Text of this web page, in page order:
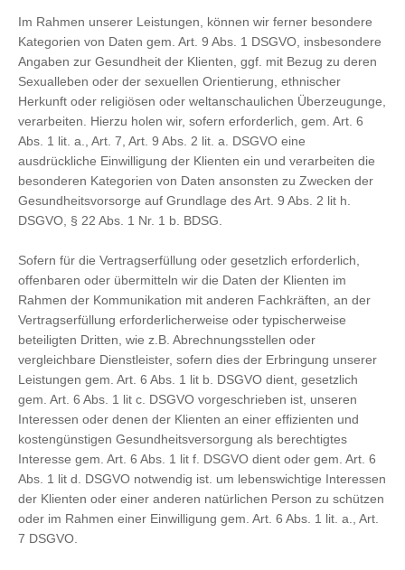
Im Rahmen unserer Leistungen, können wir ferner besondere
Kategorien von Daten gem. Art. 9 Abs. 1 DSGVO, insbesondere
Angaben zur Gesundheit der Klienten, ggf. mit Bezug zu deren
Sexualleben oder der sexuellen Orientierung, ethnischer
Herkunft oder religiösen oder weltanschaulichen Überzeugunge,
verarbeiten. Hierzu holen wir, sofern erforderlich, gem. Art. 6
Abs. 1 lit. a., Art. 7, Art. 9 Abs. 2 lit. a. DSGVO eine
ausdrückliche Einwilligung der Klienten ein und verarbeiten die
besonderen Kategorien von Daten ansonsten zu Zwecken der
Gesundheitsvorsorge auf Grundlage des Art. 9 Abs. 2 lit h.
DSGVO, § 22 Abs. 1 Nr. 1 b. BDSG.
Sofern für die Vertragserfüllung oder gesetzlich erforderlich,
offenbaren oder übermitteln wir die Daten der Klienten im
Rahmen der Kommunikation mit anderen Fachkräften, an der
Vertragserfüllung erforderlicherweise oder typischerweise
beteiligten Dritten, wie z.B. Abrechnungsstellen oder
vergleichbare Dienstleister, sofern dies der Erbringung unserer
Leistungen gem. Art. 6 Abs. 1 lit b. DSGVO dient, gesetzlich
gem. Art. 6 Abs. 1 lit c. DSGVO vorgeschrieben ist, unseren
Interessen oder denen der Klienten an einer effizienten und
kostengünstigen Gesundheitsversorgung als berechtigtes
Interesse gem. Art. 6 Abs. 1 lit f. DSGVO dient oder gem. Art. 6
Abs. 1 lit d. DSGVO notwendig ist. um lebenswichtige Interessen
der Klienten oder einer anderen natürlichen Person zu schützen
oder im Rahmen einer Einwilligung gem. Art. 6 Abs. 1 lit. a., Art.
7 DSGVO.